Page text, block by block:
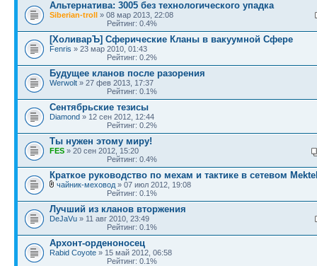
Альтернатива: 3005 без технологического упадка
Siberian-troll » 08 мар 2013, 22:08
Рейтинг: 0.4%
[ХоливарЪ] Сферические Кланы в вакуумной Сфере
Fenris » 23 мар 2010, 01:43
Рейтинг: 0.2%
Будущее кланов после разорения
Werwolt » 27 фев 2013, 17:37
Рейтинг: 0.1%
Сентябрьские тезисы
Diamond » 12 сен 2012, 12:44
Рейтинг: 0.2%
Ты нужен этому миру!
FES » 20 сен 2012, 15:20
Рейтинг: 0.4%
Краткое руководство по мехам и тактике в сетевом
чайник-меховод » 07 июл 2012, 19:08
Рейтинг: 0.1%
Лучший из кланов вторжения
DeJaVu » 11 авг 2010, 23:49
Рейтинг: 0.1%
Архонт-орденоносец
Rabid Coyote » 15 май 2012, 06:58
Рейтинг: 0.1%